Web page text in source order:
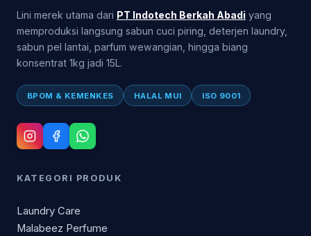
Lini merek utama dari PT Indotech Berkah Abadi yang
memproduksi langsung sabun cuci piring, deterjen laundry,
sabun pel lantai, parfum wewangian, hingga biang
konsentrat 1kg jadi 15L.
BPOM & KEMENKES HALAL MUI ISO 9001
KATEGORI PRODUK
Laundry Care
Malabeez Perfume